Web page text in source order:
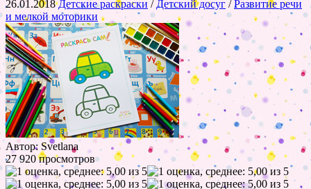
26.01.2018Детские раскраски/ Детский досуг/Развитие речи
и мелкой моторики
Автор: Svetlana
27 920 просмотров